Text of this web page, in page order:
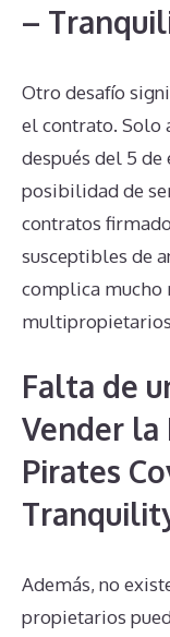
–
Otro desafío
el contrato. Solo
después del 5 de
posibilidad de
contratos
susceptibles de
complica mucho
Falta de
Vender
Pirates
Además, no
propietarios